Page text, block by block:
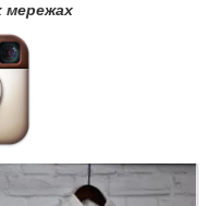
мережах